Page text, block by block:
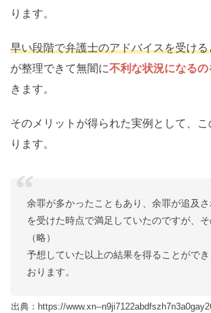
ります。
早い段階で弁護士のアドバイスを受ける
が整理できて無闇に不利な状況になるの
きます。
そのメリットが得られた実例として、
ります。
余罪が多かったこともあり、余罪が追及
を受けた時点で満足していたのですが、そ
（略）
予想していた以上の結果を得ることがで
おります。
出典：https://www.xn--